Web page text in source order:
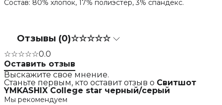
Состав: 80% хлопок, 17% полиэстер, 3% спандекс.
Отзывы (0)☆☆☆☆☆
☆☆☆☆☆0.0
Оставить отзыв
Выскажите свое мнение.
Станьте первым, кто оставит отзыв о Свитшот
YMKASHIX College star черный/серый
Мы рекомендуем